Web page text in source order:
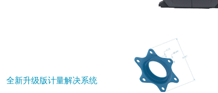
全新升级版计量解决系统